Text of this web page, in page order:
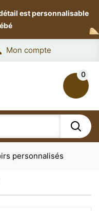
est personnalisable
Mon compte
0
personnalisés